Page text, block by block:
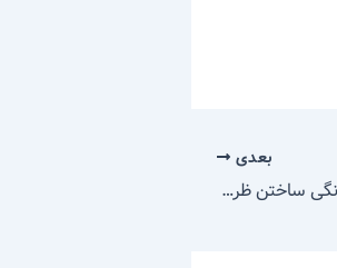
بعدی
درباره تنوع ویژگیها و چگونگی ساختن ظرف های سفالی و چینی یزد و همدان اطلاعات جمع آوری کنید